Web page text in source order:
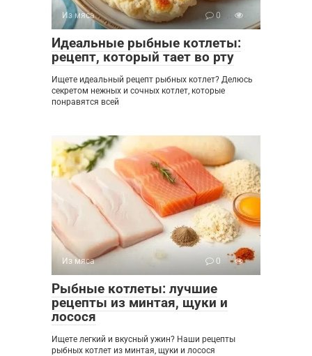
Из мяса 0
Идеальные рыбные котлеты:
рецепт, который тает во рту
Ищете идеальный рецепт рыбных котлет? Делюсь
секретом нежных и сочных котлет, которые
понравятся всей
Из мяса 0
Рыбные котлеты: лучшие
рецепты из минтая, щуки и
лосося
Ищете легкий и вкусный ужин? Наши рецепты
рыбных котлет из минтая, щуки и лосося